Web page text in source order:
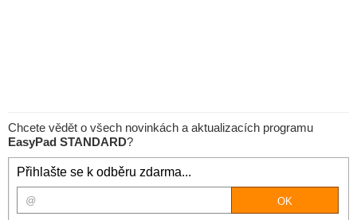
Chcete vědět o všech novinkách a aktualizacích programu
EasyPad STANDARD?
Přihlašte se k odběru zdarma...